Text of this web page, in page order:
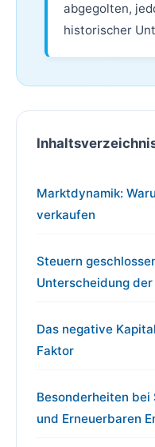
abgegolten,
historischer
Marktdynamik:
verkaufen
Steuern
Unterscheidung
Das negative
Faktor
Besonderheiten
und Erneuerbaren